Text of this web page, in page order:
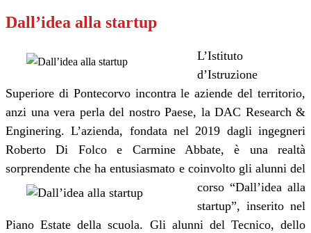
Dall’idea alla startup
L’Istituto
d’Istruzione
Superiore di Pontecorvo incontra le aziende del territorio,
anzi una vera perla del nostro Paese, la DAC Research &
Enginering. L’azienda, fondata nel 2019 dagli ingegneri
Roberto Di Folco e Carmine Abbate, è una realtà
sorprendente che ha entusiasmato e coinvolto gli alunni del
corso “Dall’idea alla
startup”, inserito nel
Piano Estate della scuola. Gli alunni del Tecnico, dello